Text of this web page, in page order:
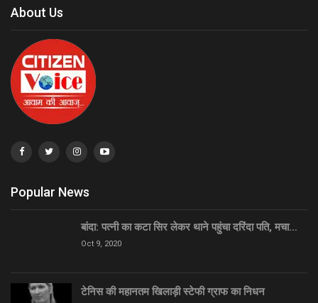
About Us
Popular News
बांदा: पत्नी का कटा सिर लेकर थाने पहुंचा दरिंदा पति, मचा…
Oct 9, 2020
टेनिस की महानतम खिलाड़ी स्टेफी ग्राफ का निधन